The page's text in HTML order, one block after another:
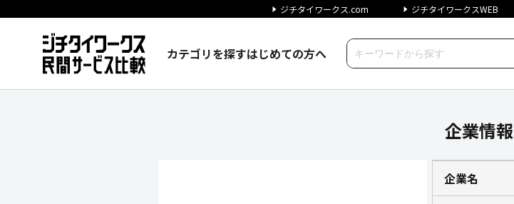
ジチタイワークス.com ジチタイワークスWEB
カテゴリを探すはじめての方へ
企業情報
企業名